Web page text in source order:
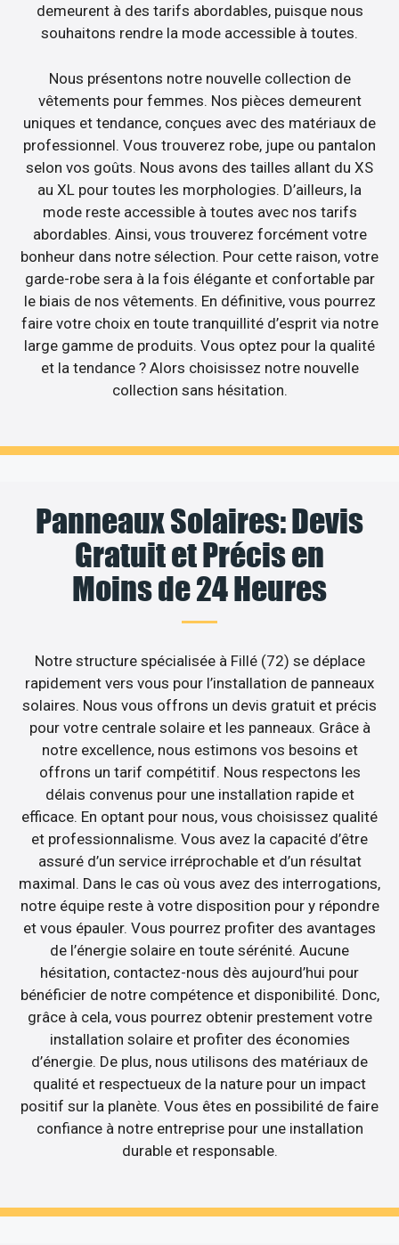
demeurent à des tarifs abordables, puisque nous
souhaitons rendre la mode accessible à toutes.
Nous présentons notre nouvelle collection de
vêtements pour femmes. Nos pièces demeurent
uniques et tendance, conçues avec des matériaux de
professionnel. Vous trouverez robe, jupe ou pantalon
selon vos goûts. Nous avons des tailles allant du XS
au XL pour toutes les morphologies. D’ailleurs, la
mode reste accessible à toutes avec nos tarifs
abordables. Ainsi, vous trouverez forcément votre
bonheur dans notre sélection. Pour cette raison, votre
garde-robe sera à la fois élégante et confortable par
le biais de nos vêtements. En définitive, vous pourrez
faire votre choix en toute tranquillité d’esprit via notre
large gamme de produits. Vous optez pour la qualité
et la tendance ? Alors choisissez notre nouvelle
collection sans hésitation.
Panneaux Solaires: Devis
Gratuit et Précis en
Moins de 24 Heures
Notre structure spécialisée à Fillé (72) se déplace
rapidement vers vous pour l’installation de panneaux
solaires. Nous vous offrons un devis gratuit et précis
pour votre centrale solaire et les panneaux. Grâce à
notre excellence, nous estimons vos besoins et
offrons un tarif compétitif. Nous respectons les
délais convenus pour une installation rapide et
efficace. En optant pour nous, vous choisissez qualité
et professionnalisme. Vous avez la capacité d’être
assuré d’un service irréprochable et d’un résultat
maximal. Dans le cas où vous avez des interrogations,
notre équipe reste à votre disposition pour y répondre
et vous épauler. Vous pourrez profiter des avantages
de l’énergie solaire en toute sérénité. Aucune
hésitation, contactez-nous dès aujourd’hui pour
bénéficier de notre compétence et disponibilité. Donc,
grâce à cela, vous pourrez obtenir prestement votre
installation solaire et profiter des économies
d’énergie. De plus, nous utilisons des matériaux de
qualité et respectueux de la nature pour un impact
positif sur la planète. Vous êtes en possibilité de faire
confiance à notre entreprise pour une installation
durable et responsable.